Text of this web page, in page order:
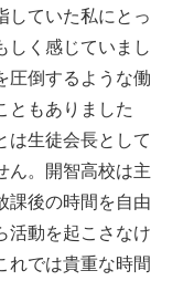
していた私にとっ
しく感じていまし
圧倒するような働
ともありました
は生徒会長として
ん。開智高校は主
課後の時間を自由
活動を起こさなけ
れでは貴重な時間